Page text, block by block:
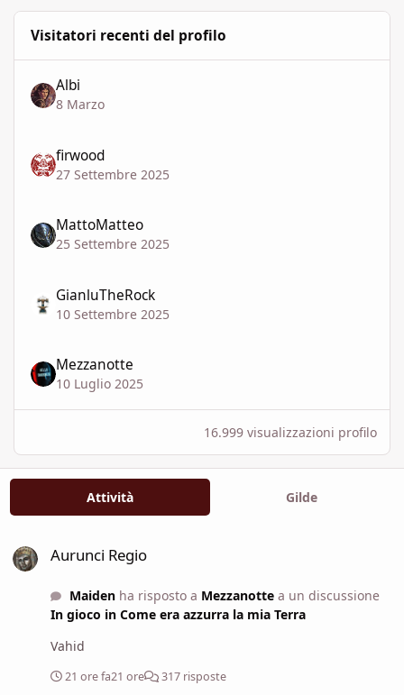
Visitatori recenti del profilo
Albi
8 Marzo
firwood
27 Settembre 2025
MattoMatteo
25 Settembre 2025
GianluTheRock
10 Settembre 2025
Mezzanotte
10 Luglio 2025
16.999 visualizzazioni profilo
Attività Gilde
Aurunci Regio
Maidenha risposto a Mezzanottea un discussione
In gioco in Come era azzurra la mia Terra
Vahid
21 ore fa21 ore 317 risposte